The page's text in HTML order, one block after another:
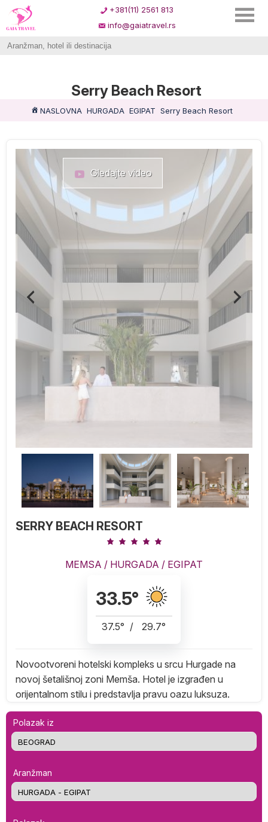
+381(11) 2561 813
info@gaiatravel.rs
Serry Beach Resort
NASLOVNA HURGADA EGIPAT Serry Beach Resort
Gledajte video
SERRY BEACH RESORT
MEMSA / HURGADA / EGIPAT
33.5°
37.5° / 29.7°
Novootvoreni hotelski kompleks u srcu Hurgade na
novoj šetališnoj zoni Memša. Hotel je izgrađen u
orijentalnom stilu i predstavlja pravu oazu luksuza.
Polazak iz
Aranžman